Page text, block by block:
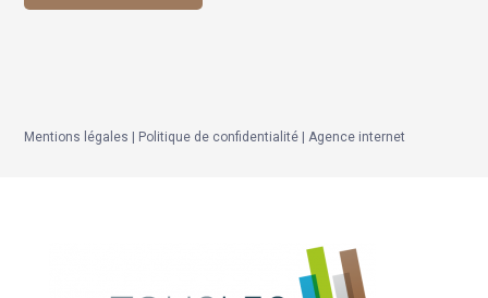
Mentions légales Politique de confidentialité |Agence internet